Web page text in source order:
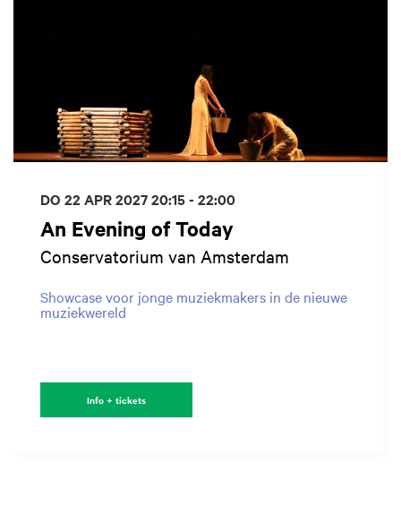
An Evening of Today
Conservatorium van Amsterdam
Showcase voor jonge muziekmakers in de nieuwe
muziekwereld
DO 22 APR 202720:15 - 22:00
Info + tickets